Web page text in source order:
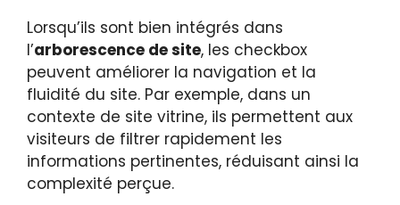
Lorsqu’ils sont bien intégrés dans
l’arborescence de site, les checkbox
peuvent améliorer la navigation et la
fluidité du site. Par exemple, dans un
contexte de site vitrine, ils permettent aux
visiteurs de filtrer rapidement les
informations pertinentes, réduisant ainsi la
complexité perçue.